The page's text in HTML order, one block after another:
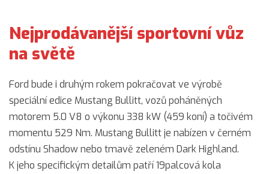
Nejprodávanější sportovní vůz
na světě
Ford bude i druhým rokem pokračovat ve výrobě
speciální edice Mustang Bullitt, vozů poháněných
motorem 5.0 V8 o výkonu 338 kW (459 koní) a točivém
momentu 529 Nm. Mustang Bullitt je nabízen v černém
odstínu Shadow nebo tmavě zeleném Dark Highland.
K jeho specifickým detailům patří 19palcová kola